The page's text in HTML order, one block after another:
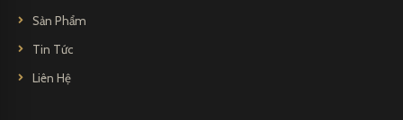
Sản Phẩm
Tin Tức
Liên Hệ